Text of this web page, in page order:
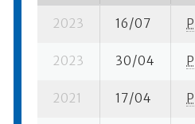
2023 16/07 P
2023 30/04 P
2021 17/04 P